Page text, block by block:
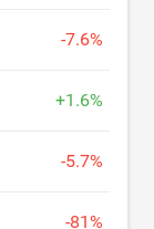
-7.6%
+1.6%
-5.7%
-81%